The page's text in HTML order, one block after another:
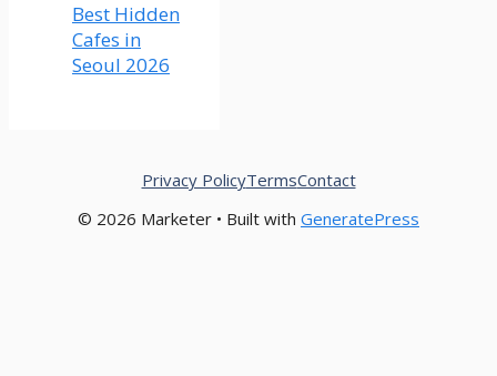
Best Hidden
Cafes in
Seoul 2026
© 2026 Marketer • Built with GeneratePress
Privacy PolicyTermsContact